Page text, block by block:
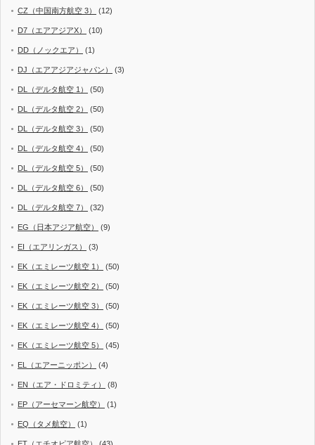
CZ（中国南方航空 3） (12)
D7（エアアジアX） (10)
DD（ノックエア） (1)
DJ（エアアジアジャパン） (3)
DL（デルタ航空 1） (50)
DL（デルタ航空 2） (50)
DL（デルタ航空 3） (50)
DL（デルタ航空 4） (50)
DL（デルタ航空 5） (50)
DL（デルタ航空 6） (50)
DL（デルタ航空 7） (32)
EG（日本アジア航空） (9)
EI（エアリンガス） (3)
EK（エミレーツ航空 1） (50)
EK（エミレーツ航空 2） (50)
EK（エミレーツ航空 3） (50)
EK（エミレーツ航空 4） (50)
EK（エミレーツ航空 5） (45)
EL（エアーニッポン） (4)
EN（エア・ドロミティ） (8)
EP（アーセマーン航空） (1)
EQ（タメ航空） (1)
ET（エチオピア航空） (43)